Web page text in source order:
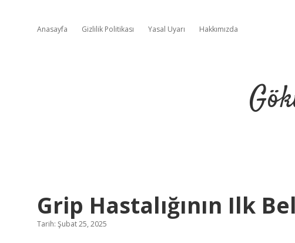
Anasayfa Gizlilik Politikası Yasal Uyarı Hakkımızda
Grip Hastalığının Ilk
Tarih: Şubat 25, 2025